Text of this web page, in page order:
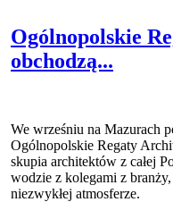
Ogólnopolskie
obchodzą...
We wrześniu na Mazurach
Ogólnopolskie Regaty
skupia architektów z całej
wodzie z kolegami z
niezwykłej atmosferze.